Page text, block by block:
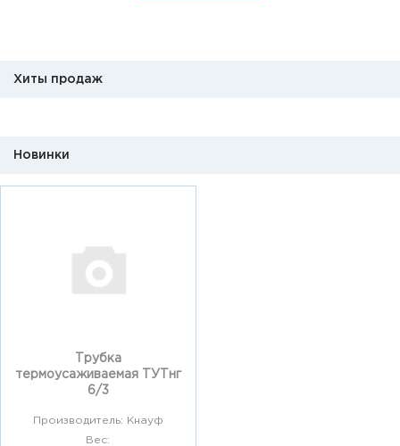
Хиты продаж
Новинки
Трубка
термоусаживаемая ТУТнг
6/3
Производитель: Кнауф
Вес: